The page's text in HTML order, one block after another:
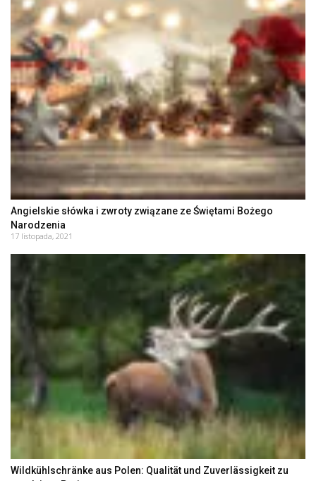
Angielskie słówka i zwroty związane ze Świętami Bożego
Narodzenia
17 listopada, 2021
Wildkühlschränke aus Polen: Qualität und Zuverlässigkeit zu